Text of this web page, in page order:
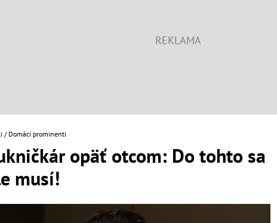
Domáci prominenti
opäť otcom: Do tohto sa
musí!